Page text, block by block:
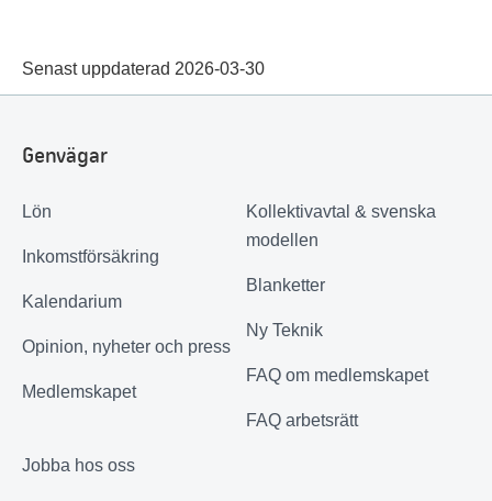
Senast uppdaterad 2026-03-30
Genvägar
Lön
Inkomstförsäkring
Kalendarium
Opinion, nyheter och press
Medlemskapet
Kollektivavtal & svenska
modellen
Blanketter
Ny Teknik
FAQ om medlemskapet
FAQ arbetsrätt
Jobba hos oss